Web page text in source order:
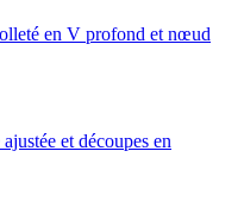
en V profond et nœud
et découpes en